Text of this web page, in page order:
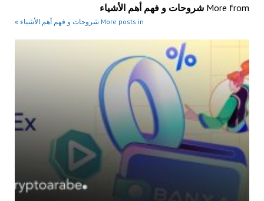
More from شروحات و فهم أهم الأشياء
More posts in شروحات و فهم أهم الأشياء »